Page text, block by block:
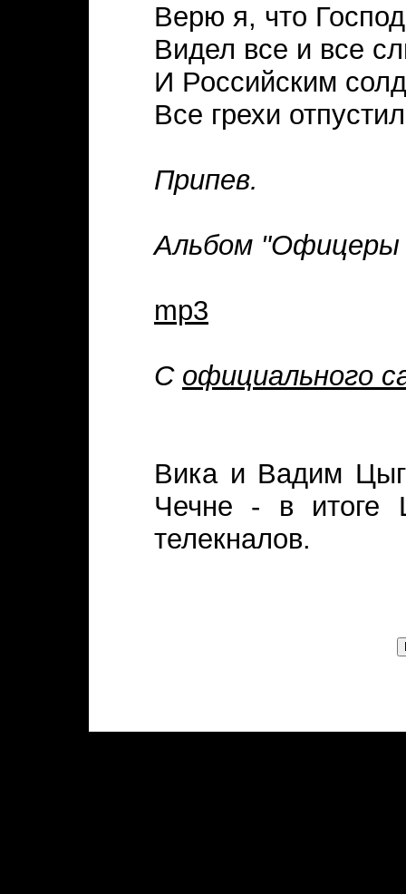
Верю я, что
Видел все и все
И Российским
Все грехи
Припев.
Альбом "Офицеры
mp3
С официального
Вика и Вадим
Чечне - в итоге
телекналов.